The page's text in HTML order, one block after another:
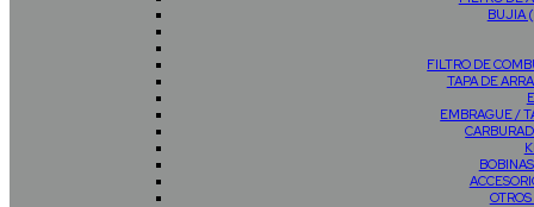
BUJIA
FILTRO DE
TAPA DE
EMBRAGUE /